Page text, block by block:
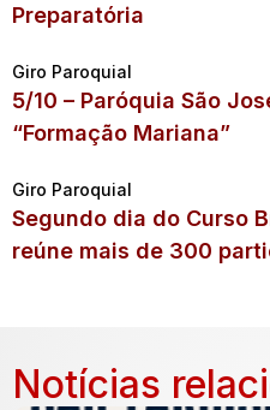
Preparatória
Giro Paroquial
5/10 – Paróquia São
“Formação Mariana”
Giro Paroquial
Segundo dia do Curso
reúne mais de 300
Notícias